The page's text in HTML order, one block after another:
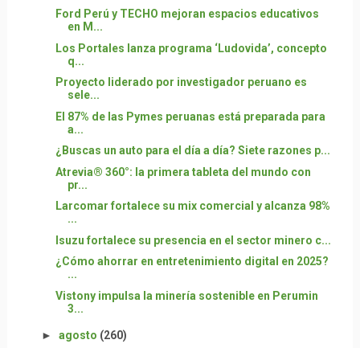
Ford Perú y TECHO mejoran espacios educativos
en M...
Los Portales lanza programa ‘Ludovida’, concepto
q...
Proyecto liderado por investigador peruano es
sele...
El 87% de las Pymes peruanas está preparada para
a...
¿Buscas un auto para el día a día? Siete razones p...
Atrevia® 360°: la primera tableta del mundo con
pr...
Larcomar fortalece su mix comercial y alcanza 98%
...
Isuzu fortalece su presencia en el sector minero c...
¿Cómo ahorrar en entretenimiento digital en 2025?
...
Vistony impulsa la minería sostenible en Perumin
3...
► agosto (260)